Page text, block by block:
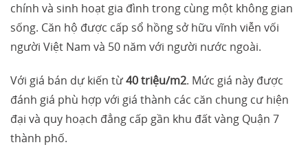
chính và sinh hoạt gia đình trong cùng một không gian
sống. Căn hộ được cấp sổ hồng sở hữu vĩnh viễn vối
người Việt Nam và 50 năm với người nước ngoài.
Với giá bán dự kiến từ40 triệu/m2. Mức giá này được
đánh giá phù hợp với giá thành các căn chung cư hiện
đại và quy hoạch đẳng cấp gần khu đất vàng Quận 7
thành phố.